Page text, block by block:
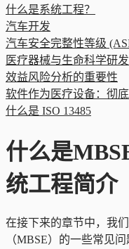
什么是系统工程？
汽车开发
汽车安全完整性等级
医疗器械与生命科学研发
效益风险分析的重要性
软件作为医疗设备：彻
什么是 ISO 13485
什么是
统工程简介
在接下来的章节中，我
（MBSE）的一些常见